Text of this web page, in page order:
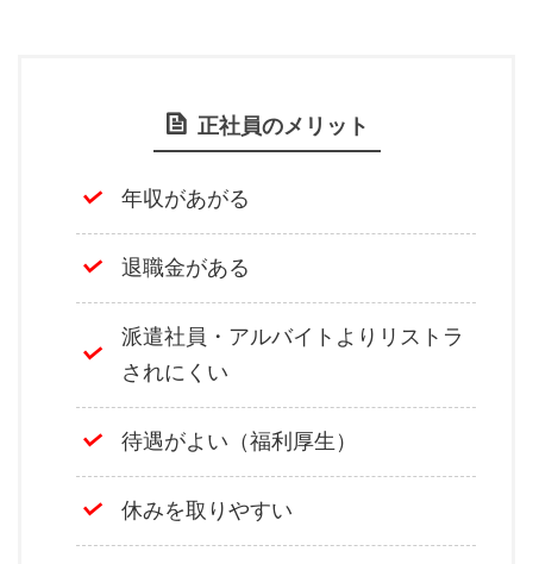
正社員のメリット
年収があがる
退職金がある
派遣社員・アルバイトよりリストラ
されにくい
待遇がよい（福利厚生）
休みを取りやすい